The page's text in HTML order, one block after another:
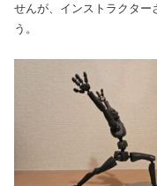
せんが、インストラクター
う。